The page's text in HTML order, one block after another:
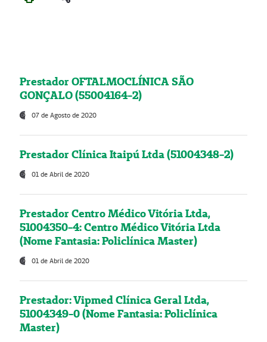
Prestador OFTALMOCLÍNICA SÃO
GONÇALO (55004164-2)
07 de Agosto de 2020
Prestador Clínica Itaipú Ltda (51004348-2)
01 de Abril de 2020
Prestador Centro Médico Vitória Ltda,
51004350-4: Centro Médico Vitória Ltda
(Nome Fantasia: Policlínica Master)
01 de Abril de 2020
Prestador: Vipmed Clínica Geral Ltda,
51004349-0 (Nome Fantasia: Policlínica
Master)